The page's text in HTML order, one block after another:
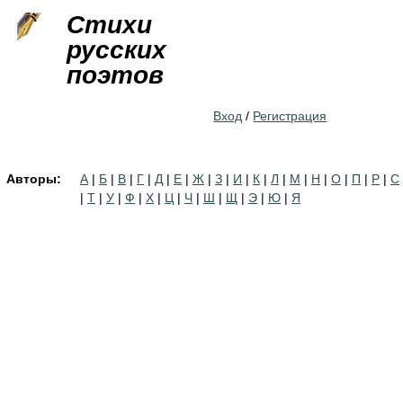
Стихи
русских
поэтов
Вход / Регистрация
Авторы: А | Б | В | Г | Д | Е | Ж | З | И | К | Л | М | Н | О | П | Р | С
| Т | У | Ф | Х | Ц | Ч | Ш | Щ | Э | Ю | Я